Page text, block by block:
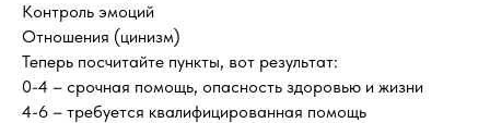
Контроль эмоций
Отношения (цинизм)
Теперь посчитайте пункты, вот результат:
0-4 – срочная помощь, опасность здоровью и жизни
4-6 – требуется квалифицированная помощь